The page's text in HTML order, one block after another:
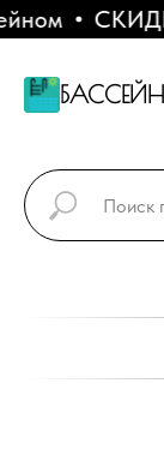
СКИДКА